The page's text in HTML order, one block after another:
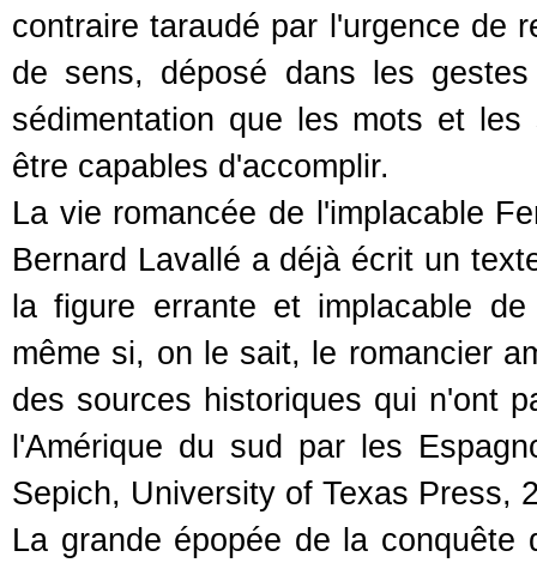
contraire taraudé par l'urgence de
de sens, déposé dans les
sédimentation que les mots et
être capables d'accomplir.
La vie romancée de l'implacable
Bernard Lavallé a déjà écrit un
la figure errante et implacable
même si, on le sait, le romancier
des sources historiques qui n'ont
l'Amérique du sud par les
Sepich, University of Texas Press,
La grande épopée de la